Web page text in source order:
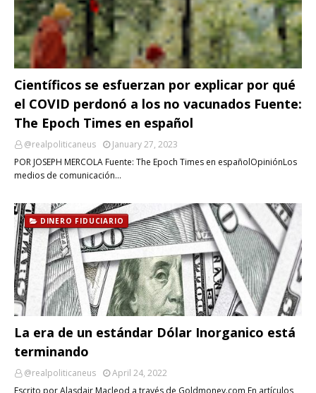
Científicos se esfuerzan por explicar por qué
el COVID perdonó a los no vacunados Fuente:
The Epoch Times en español
@realpoliticaneus
January 27, 2023
POR JOSEPH MERCOLA Fuente: The Epoch Times en españolOpiniónLos
medios de comunicación…
DINERO FIDUCIARIO
La era de un estándar Dólar Inorganico está
terminando
@realpoliticaneus
April 24, 2022
Escrito por Alasdair Macleod a través de Goldmoney.com,En artículos